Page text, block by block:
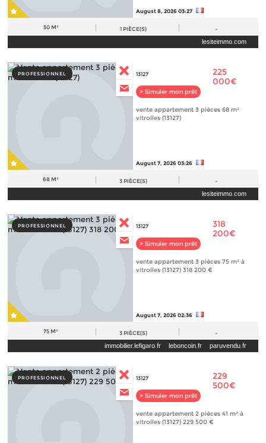
August 8, 2026 03:27
50 M² 1 PIÈCE(S) -
lesiteimmo.com
PROFESSIONNEL 13127
> Simuler mon prêt
225
000€
vente appartement 3 pièces 68 m²
vitrolles (13127)
August 7, 2026 03:26
68 M² 3 PIÈCE(S) -
lesiteimmo.com
PROFESSIONNEL 13127
> Simuler mon prêt
318
200€
vente appartement 3 pièces 75 m² à
vitrolles (13127) 318 200 €
August 7, 2026 02:36
75 M² 3 PIÈCE(S) -
immobilier.lefigaro.fr leboncoin.fr paruvendu.fr
PROFESSIONNEL 13127
> Simuler mon prêt
229
500€
vente appartement 2 pièces 41 m² à
vitrolles (13127) 229 500 €